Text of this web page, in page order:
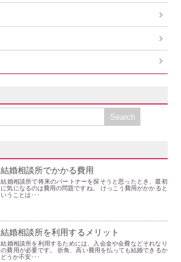
結婚相談所でかかる費用
結婚相談所で将来のパートナーを探そうと思ったとき、最初
に気になるのは費用の問題ですね。 けっこう費用がかかると
いうことは･･･
結婚相談所を利用するメリット
結婚相談所を利用するためには、入会金や会費などそれなり
の費用が必要です。 折角、高い費用を払っても結婚できるか
どうか不安･･･